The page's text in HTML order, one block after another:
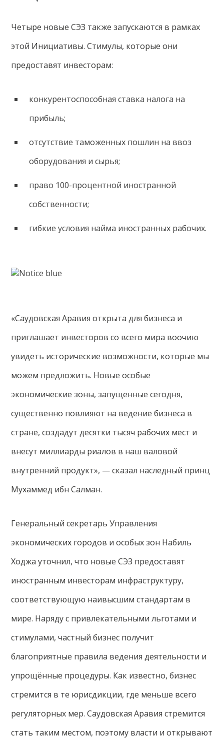
Четыре новые СЭЗ также запускаются в рамках
этой Инициативы. Стимулы, которые они
предоставят инвесторам:
конкурентоспособная ставка налога на
прибыль;
отсутствие таможенных пошлин на ввоз
оборудования и сырья;
право 100-процентной иностранной
собственности;
гибкие условия найма иностранных рабочих.
«Саудовская Аравия открыта для бизнеса и
приглашает инвесторов со всего мира воочию
увидеть исторические возможности, которые мы
можем предложить. Новые особые
экономические зоны, запущенные сегодня,
существенно повлияют на ведение бизнеса в
стране, создадут десятки тысяч рабочих мест и
внесут миллиарды риалов в наш валовой
внутренний продукт», — сказал наследный принц
Мухаммед ибн Салман.
Генеральный секретарь Управления
экономических городов и особых зон Набиль
Ходжа уточнил, что новые СЭЗ предоставят
иностранным инвесторам инфраструктуру,
соответствующую наивысшим стандартам в
мире. Наряду с привлекательными льготами и
стимулами, частный бизнес получит
благоприятные правила ведения деятельности и
упрощённые процедуры. Как известно, бизнес
стремится в те юрисдикции, где меньше всего
регуляторных мер. Саудовская Аравия стремится
стать таким местом, поэтому власти и открывают